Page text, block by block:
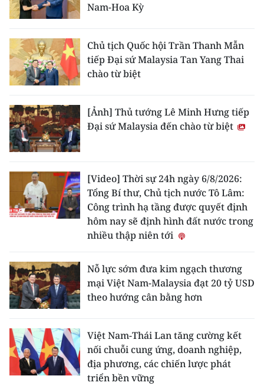
Nam-Hoa Kỳ
Chủ tịch Quốc hội Trần Thanh Mẫn
tiếp Đại sứ Malaysia Tan Yang Thai
chào từ biệt
[Ảnh] Thủ tướng Lê Minh Hưng tiếp
Đại sứ Malaysia đến chào từ biệt
[Video] Thời sự 24h ngày 6/8/2026:
Tổng Bí thư, Chủ tịch nước Tô Lâm:
Công trình hạ tầng được quyết định
hôm nay sẽ định hình đất nước trong
nhiều thập niên tới
Nỗ lực sớm đưa kim ngạch thương
mại Việt Nam-Malaysia đạt 20 tỷ USD
theo hướng cân bằng hơn
Việt Nam-Thái Lan tăng cường kết
nối chuỗi cung ứng, doanh nghiệp,
địa phương, các chiến lược phát
triển bền vững